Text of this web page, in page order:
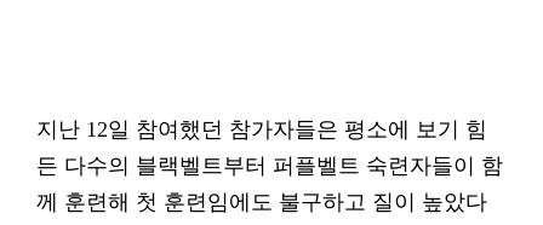
지난 12일 참여했던 참가자들은 평소에 보기 힘
든 다수의 블랙벨트부터 퍼플벨트 숙련자들이 함
께 훈련해 첫 훈련임에도 불구하고 질이 높았다